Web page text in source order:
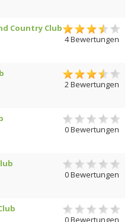
Country Club
4 Bewertungen
2 Bewertungen
0 Bewertungen
0 Bewertungen
0 Bewertungen